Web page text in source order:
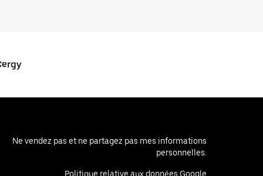
Ne vendez pas et ne partagez pas mes informations
personnelles.
Politique relative aux données Google